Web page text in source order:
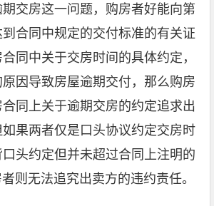
交房这一问题，购房者好能向第
合同中规定的交付标准的有关证
同中关于交房时间的具体约定，
因导致房屋逾期交付，那么购房
同上关于逾期交房的约定追求出
果两者仅是口头协议约定交房时
头约定但并未超过合同上注明的
则无法追究出卖方的违约责任。